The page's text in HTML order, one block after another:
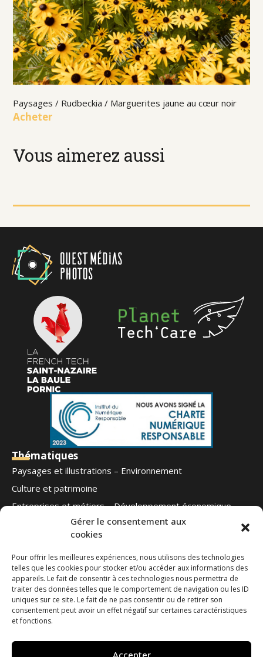
Gérer le consentement aux
cookies
Pour offrir les meilleures expériences, nous utilisons des technologies
telles que les cookies pour stocker et/ou accéder aux informations des
appareils. Le fait de consentir à ces technologies nous permettra de
traiter des données telles que le comportement de navigation ou les ID
uniques sur ce site. Le fait de ne pas consentir ou de retirer son
consentement peut avoir un effet négatif sur certaines caractéristiques
et fonctions.
Accepter
Vous aimerez aussi
Paysages / Rudbeckia / Marguerites jaune au cœur noir
Acheter
Thématiques
Paysages et illustrations – Environnement
Culture et patrimoine
Entreprises et métiers – Développement économique
Football – Autres sports
Qui sommes-nous
Blog
Contact
Ouest Médias
Nous suivre
Contactez-nous